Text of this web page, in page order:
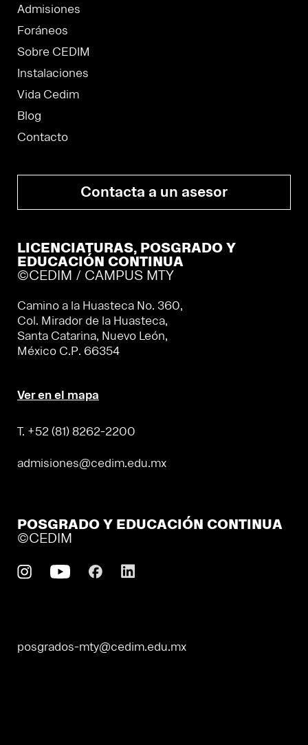
Admisiones
Foráneos
Sobre CEDIM
Instalaciones
Vida Cedim
Blog
Contacto
Contacta a un asesor
LICENCIATURAS, POSGRADO Y
EDUCACIÓN CONTINUA
©CEDIM / CAMPUS MTY
Camino a la Huasteca No. 360,
Col. Mirador de la Huasteca,
Santa Catarina, Nuevo León,
México C.P. 66354
Ver en el mapa
T. +52 (81) 8262-2200
admisiones@cedim.edu.mx
POSGRADO Y EDUCACIÓN CONTINUA
©CEDIM
posgrados-mty@cedim.edu.mx